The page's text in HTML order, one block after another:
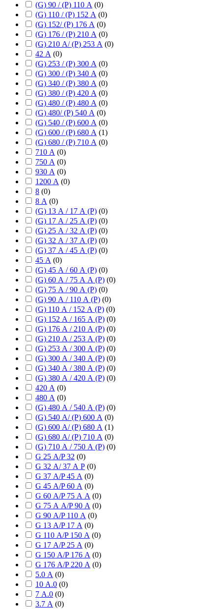
(G) 90 / (P) 110 А (0)
(G) 110 / (P) 152 А (0)
(G) 152/ (P) 176 А (0)
(G) 176 / (P) 210 А (0)
(G) 210 А/ (P) 253 А (0)
42 А (0)
(G) 253 / (P) 300 А (0)
(G) 300 / (P) 340 А (0)
(G) 340 / (P) 380 А (0)
(G) 380 / (P) 420 А (0)
(G) 480 / (P) 480 А (0)
(G) 480/ (P) 540 А (0)
(G) 540 / (P) 600 А (0)
(G) 600 / (P) 680 А (1)
(G) 680 / (P) 710 А (0)
710 А (0)
750 А (0)
930 А (0)
1200 А (0)
8 (0)
8 А (0)
(G) 13 А / 17 А (P) (0)
(G) 17 А / 25 А (P) (0)
(G) 25 А / 32 А (P) (0)
(G) 32 А / 37 А (P) (0)
(G) 37 А / 45 А (P) (0)
45 А (0)
(G) 45 А / 60 А (P) (0)
(G) 60 А / 75 А А (P) (0)
(G) 75 А / 90 А (P) (0)
(G) 90 А / 110 А (P) (0)
(G) 110 А / 152 А (P) (0)
(G) 152 А / 165 А (P) (0)
(G) 176 А / 210 А (P) (0)
(G) 210 А / 253 А (P) (0)
(G) 253 А / 300 А (P) (0)
(G) 300 А / 340 А (P) (0)
(G) 340 А / 380 А (P) (0)
(G) 380 А / 420 А (P) (0)
420 А (0)
480 А (0)
(G) 480 А / 540 А (P) (0)
(G) 540 А/ (P) 600 А (0)
(G) 600 А/ (P) 680 А (1)
(G) 680 А/ (P) 710 А (0)
(G) 710 А / 750 А (P) (0)
G 25 А/P 32 (0)
G 32 А/ 37 А P (0)
G 37 А/P 45 А (0)
G 45 А/P 60 А (0)
G 60 А/P 75 А А (0)
G 75 А А/P 90 А (0)
G 90 А/P 110 А (0)
G 13 А/P 17 А (0)
G 110 А/P 150 А (0)
G 17 А/P 25 А (0)
G 150 А/P 176 А (0)
G 176 А/P 220 А (0)
5.0 А (0)
10 А.0 (0)
7 А.0 (0)
3.7 А (0)